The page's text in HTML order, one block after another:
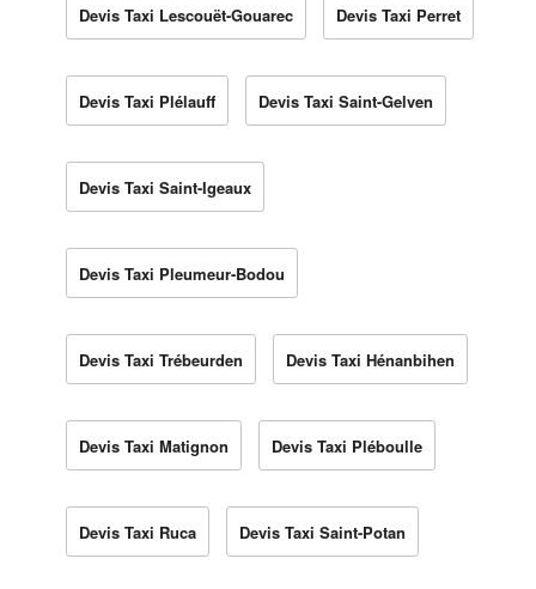
Devis Taxi Lescouët-Gouarec Devis Taxi Perret
Devis Taxi Plélauff Devis Taxi Saint-Gelven
Devis Taxi Saint-Igeaux
Devis Taxi Pleumeur-Bodou
Devis Taxi Trébeurden Devis Taxi Hénanbihen
Devis Taxi Matignon Devis Taxi Pléboulle
Devis Taxi Ruca Devis Taxi Saint-Potan